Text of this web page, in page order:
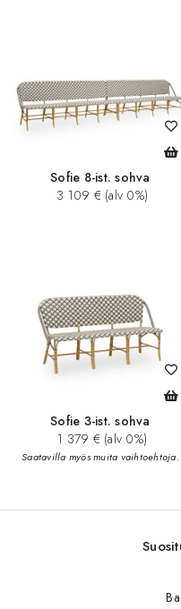
Sofie 8-ist. sohva
3 109 € (alv 0%)
Sofie 3-ist. sohva
1 379 € (alv 0%)
Saatavilla myös muita vaihtoehtoja.